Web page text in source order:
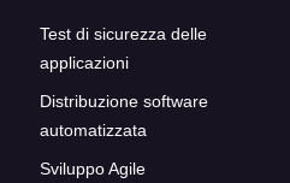
Test di sicurezza delle
applicazioni
Distribuzione software
automatizzata
Sviluppo Agile